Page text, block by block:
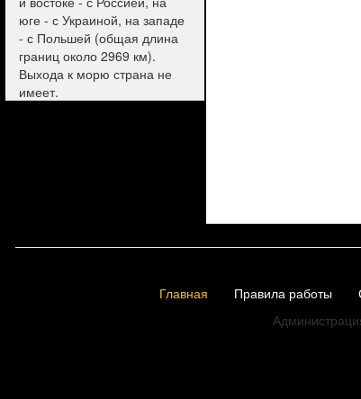
юге - с Украиной, на западе
- с Польшей (общая длина
границ около 2969 км).
Выхода к морю страна не
имеет.
Главная Правила работы